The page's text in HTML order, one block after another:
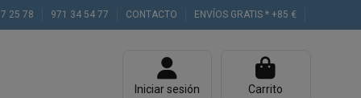
25 78 971 34 54 77 CONTACTO ENVÍOS GRATIS * +85 €
Iniciar sesión Carrito